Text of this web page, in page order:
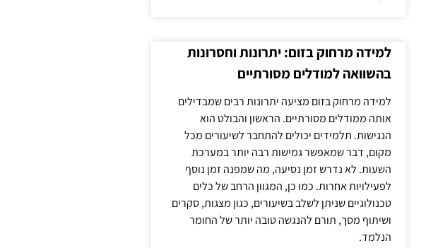
למידה מרחוק בזום: יתרונות וחסרונות
בהשוואה למודלים מסורתיים
למידה מרחוק בזום מציעה יתרונות רבים שמבדילים
אותה ממודלים מסורתיים. הראשון והבולט הוא
הנגישות. תלמידים יכולים להתחבר לשיעורים מכל
מקום, דבר שמאפשר גמישות רבה יותר במערכת
השעות. לא נדרש זמן נסיעה, מה שמפנה זמן נוסף
לפעילויות אחרות. כמו כן, המגוון הרחב של כלים
טכנולוגיים שניתן לשלב בשיעורים, כגון מצגות, סקרים
ושיתוף מסך, תורם להנגשה טובה יותר של החומר
הנלמד.